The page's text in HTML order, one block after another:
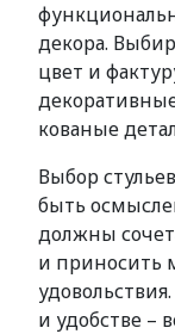
декора.
цвет и
кованые
Выбор
быть
должны
и приносить
и удобстве –